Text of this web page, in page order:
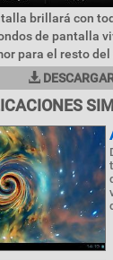
brillará con
de pantalla
para el resto del